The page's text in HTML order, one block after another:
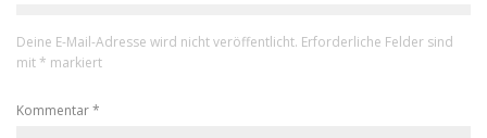
Deine E-Mail-Adresse wird nicht veröffentlicht. Erforderliche Felder sind
mit * markiert
Kommentar*